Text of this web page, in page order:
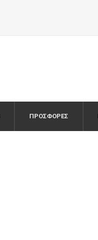
ΠΡΟΣΦΟΡΈΣ